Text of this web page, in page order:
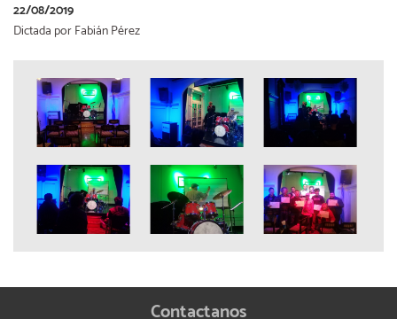
22/08/2019
Dictada por Fabián Pérez
Contactanos